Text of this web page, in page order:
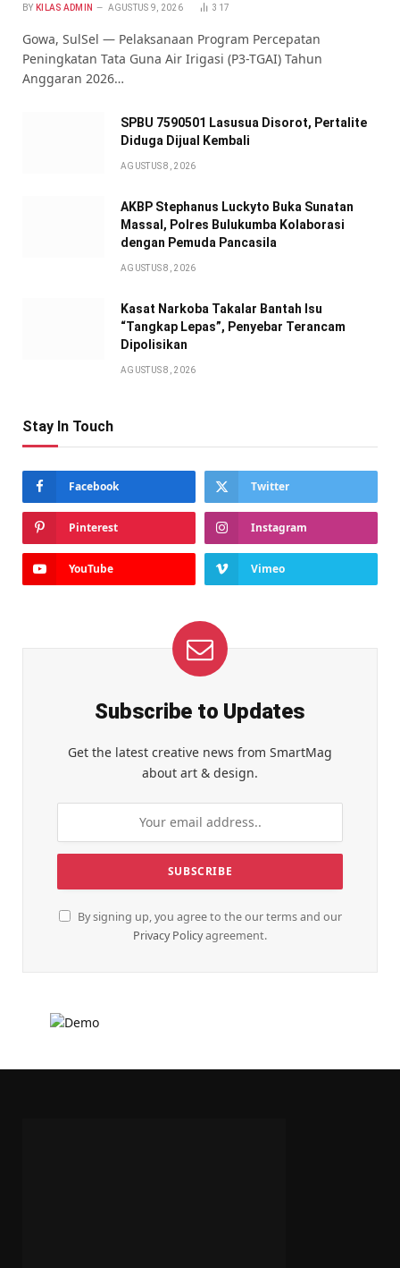
BY KILAS ADMIN AGUSTUS 9, 2026 317
Gowa, SulSel — Pelaksanaan Program Percepatan
Peningkatan Tata Guna Air Irigasi (P3-TGAI) Tahun
Anggaran 2026…
SPBU 7590501 Lasusua Disorot, Pertalite
Diduga Dijual Kembali
AGUSTUS 8, 2026
AKBP Stephanus Luckyto Buka Sunatan
Massal, Polres Bulukumba Kolaborasi
dengan Pemuda Pancasila
AGUSTUS 8, 2026
Kasat Narkoba Takalar Bantah Isu
“Tangkap Lepas”, Penyebar Terancam
Dipolisikan
AGUSTUS 8, 2026
Stay In Touch
Facebook Twitter
Pinterest Instagram
YouTube Vimeo
Subscribe to Updates
Get the latest creative news from SmartMag
about art & design.
By signing up, you agree to the our terms and our
Privacy Policyagreement.